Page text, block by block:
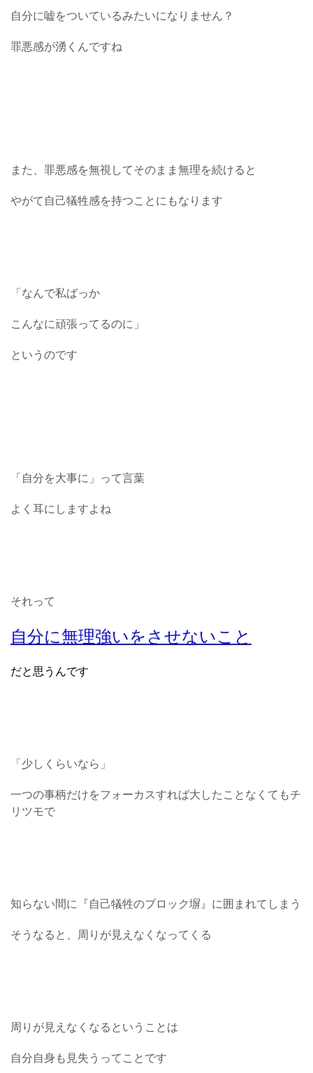
自分に嘘をついているみたいになりません？
罪悪感が湧くんですね
また、罪悪感を無視してそのまま無理を続けると
やがて自己犠牲感を持つことにもなります
「なんで私ばっか
こんなに頑張ってるのに」
というのです
「自分を大事に」って言葉
よく耳にしますよね
それって
自分に無理強いをさせないこと
だと思うんです
「少しくらいなら」
一つの事柄だけをフォーカスすれば大したことなくてもチ
リツモで
知らない間に『自己犠牲のブロック塀』に囲まれてしまう
そうなると、周りが見えなくなってくる
周りが見えなくなるということは
自分自身も見失うってことです